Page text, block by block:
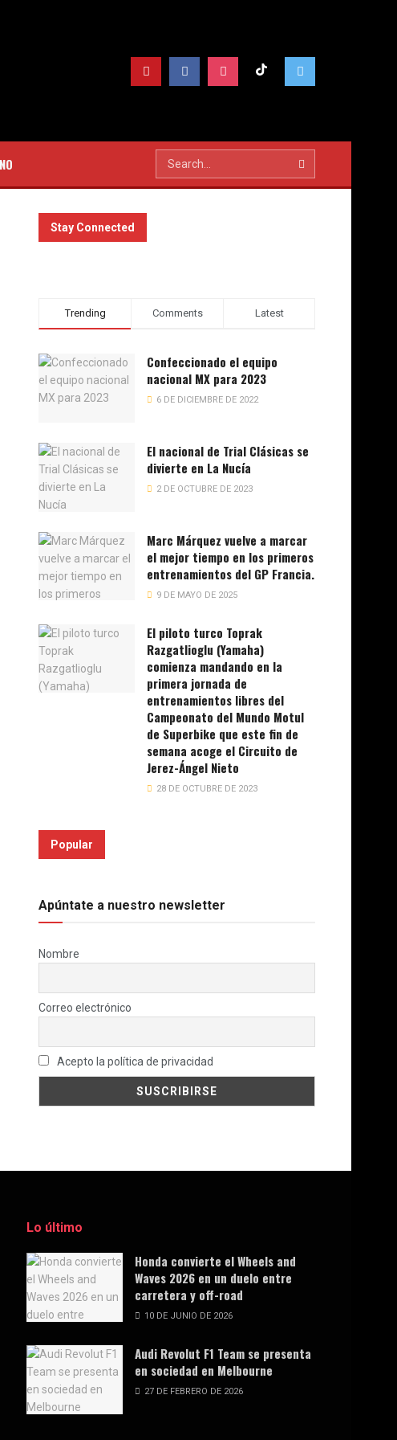
Stay Connected
Trending Comments Latest
Confeccionado el equipo
nacional MX para 2023
6 DE DICIEMBRE DE 2022
El nacional de Trial Clásicas se
divierte en La Nucía
2 DE OCTUBRE DE 2023
Marc Márquez vuelve a marcar
el mejor tiempo en los primeros
entrenamientos del GP Francia.
9 DE MAYO DE 2025
El piloto turco Toprak
Razgatlioglu (Yamaha)
comienza mandando en la
primera jornada de
entrenamientos libres del
Campeonato del Mundo Motul
de Superbike que este fin de
semana acoge el Circuito de
Jerez-Ángel Nieto
28 DE OCTUBRE DE 2023
Popular
Apúntate a nuestro newsletter
Nombre
Correo electrónico
Acepto la política de privacidad
Lo último
Honda convierte el Wheels and
Waves 2026 en un duelo entre
carretera y off-road
10 DE JUNIO DE 2026
Audi Revolut F1 Team se presenta
en sociedad en Melbourne
27 DE FEBRERO DE 2026